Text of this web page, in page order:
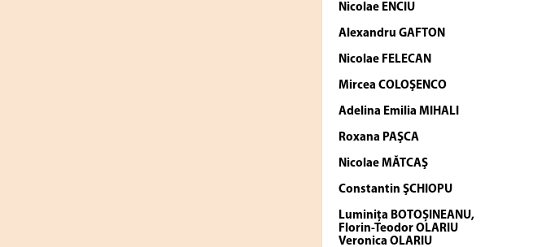
Nicolae ENCIU
Alexandru GAFTON
Nicolae FELECAN
Mircea COLOŞENCO
Adelina Emilia MIHALI
Roxana PAŞCA
Nicolae MĂTCAŞ
Constantin ŞCHIOPU
Luminița BOTOȘINEANU,
Florin-Teodor OLARIU
Veronica OLARIU